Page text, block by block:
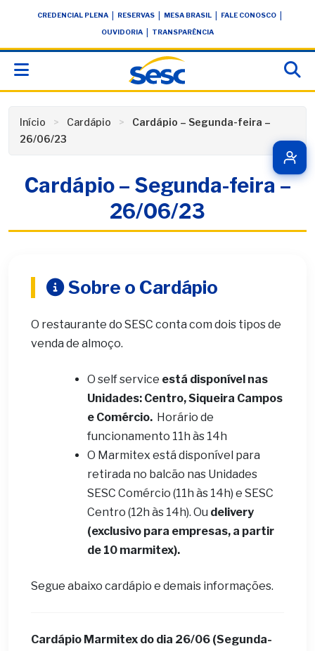
conteúdoCREDENCIAL PLENA RESERVAS MESA BRASIL FALE CONOSCO
OUVIDORIA TRANSPARÊNCIA
Início Cardápio
Cardápio – Segunda-feira –
26/06/23
Cardápio – Segunda-feira –
26/06/23
Sobre o Cardápio
O restaurante do SESC conta com dois tipos de
venda de almoço.
O self service está disponível nas
Unidades: Centro, Siqueira Campos
e Comércio. Horário de
funcionamento 11h às 14h
O Marmitex está disponível para
retirada no balcão nas Unidades
SESC Comércio (11h às 14h) e SESC
Centro (12h às 14h). Ou delivery
(exclusivo para empresas, a partir
de 10 marmitex).
Segue abaixo cardápio e demais informações.
Cardápio Marmitex do dia 26/06 (Segunda-